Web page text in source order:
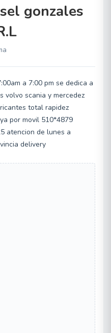
gonzales
a 7:00 pm se dedica a
volvo scania y mercedez
total rapidez
por movil 510*4879
atencion de lunes a
delivery